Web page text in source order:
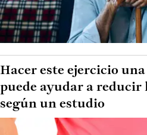
Hacer este ejercicio
puede ayudar a reducir
según un estudio